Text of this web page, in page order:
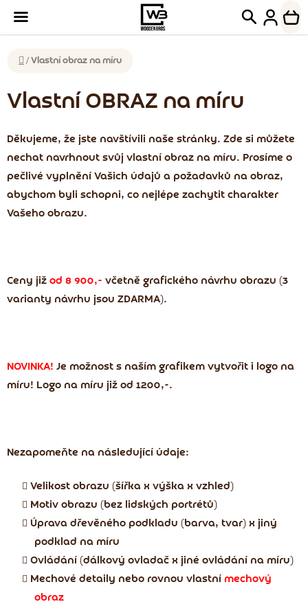
obsah
Hledat
Domů
/ Vlastní obraz na míru
Vlastní OBRAZ na míru
Děkujeme, že jste navštívili naše stránky. Zde si můžete
nechat navrhnout svůj vlastní obraz na míru. Prosíme o
pečlivé vyplnění Vašich údajů a požadavků na obraz,
abychom byli schopni, co nejlépe zachytit charakter
Vašeho obrazu.
Ceny již od 8 900,- včetně grafického návrhu obrazu (3
varianty návrhu jsou ZDARMA).
NOVINKA! Je možnost s naším grafikem vytvořit i logo na
míru! Logo na míru již od 1200,-.
Nezapomeňte na následující údaje:
Velikost obrazu (šířka x výška x vzhled)
Motiv obrazu (bez lidských portrétů)
Úprava dřevěného podkladu (barva, tvar) x jiný
podklad na míru
Ovládání (dálkový ovladač x jiné ovládání na míru)
Mechové detaily nebo rovnou vlastní mechový
obraz